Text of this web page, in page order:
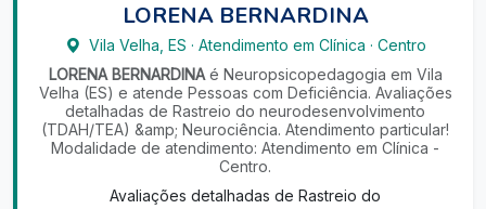
LORENA BERNARDINA
Vila Velha ES · Atendimento em Clínica · Centro
LORENA BERNARDINAé Neuropsicopedagogia em Vila
Velha (ES) e atende Pessoas com Deficiência. Avaliações
detalhadas de Rastreio do neurodesenvolvimento
(TDAH/TEA) &amp; Neurociência. Atendimento particular!
Modalidade de atendimento: Atendimento em Clínica -
Centro.
Avaliações detalhadas de Rastreio do